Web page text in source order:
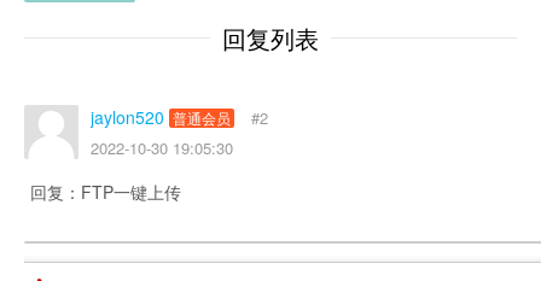
回复列表
jaylon520 普通会员
#2
2022-10-30 19:05:30
回复：FTP一键上传